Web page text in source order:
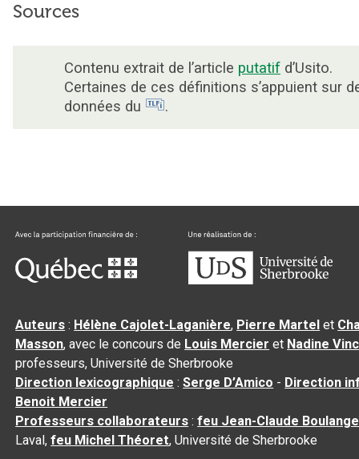
Sources
Contenu extrait de l’article putatif d’Usito.
Certaines de ces définitions s’appuient sur
données du
.
Auteurs : Hélène Cajolet-Laganière, Pierre Martel et
Masson, avec le concours de Louis Mercier et Nadine
professeurs, Université de Sherbrooke
Direction lexicographique :Serge D’Amico - Direction
Benoit Mercier
Professeurs collaborateurs :feu Jean-Claude
Laval,feu Michel Théoret, Université de Sherbrooke